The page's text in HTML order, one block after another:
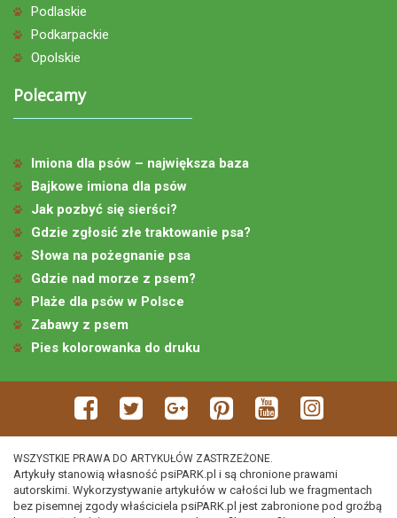
Podlaskie
Podkarpackie
Opolskie
Polecamy
Imiona dla psów – największa baza
Bajkowe imiona dla psów
Jak pozbyć się sierści?
Gdzie zgłosić złe traktowanie psa?
Słowa na pożegnanie psa
Gdzie nad morze z psem?
Plaże dla psów w Polsce
Zabawy z psem
Pies kolorowanka do druku
WSZYSTKIE PRAWA DO ARTYKUŁÓW ZASTRZEŻONE.
Artykuły stanowią własność psiPARK.pl i są chronione prawami
autorskimi. Wykorzystywanie artykułów w całości lub we fragmentach
bez pisemnej zgody właściciela psiPARK.pl jest zabronione pod groźbą